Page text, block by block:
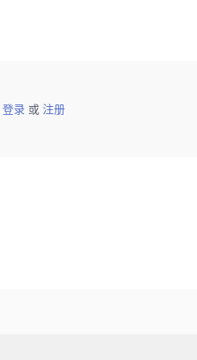
登录 或 注册